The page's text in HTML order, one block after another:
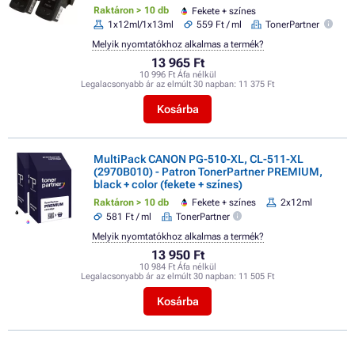
Raktáron > 10 db
Fekete + színes
1x12ml/1x13ml
559 Ft / ml TonerPartner
13 965 Ft
10 996 Ft Áfa nélkül
Legalacsonyabb ár az elmúlt 30 napban: 11 375 Ft
Kosárba
Melyik nyomtatókhoz alkalmas a termék?
MultiPack CANON PG-510-XL, CL-511-XL
(2970B010) - Patron TonerPartner PREMIUM,
black + color (fekete + színes)
Raktáron > 10 db Fekete + színes
2x12ml
581 Ft / ml
TonerPartner
13 950 Ft
10 984 Ft Áfa nélkül
Legalacsonyabb ár az elmúlt 30 napban: 11 505 Ft
Kosárba
Melyik nyomtatókhoz alkalmas a termék?